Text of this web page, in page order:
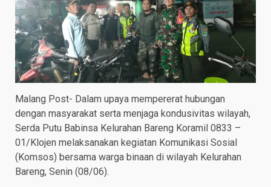
Malang Post- Dalam upaya mempererat hubungan
dengan masyarakat serta menjaga kondusivitas wilayah,
Serda Putu Babinsa Kelurahan Bareng Koramil 0833 –
01/Klojen melaksanakan kegiatan Komunikasi Sosial
(Komsos) bersama warga binaan di wilayah Kelurahan
Bareng, Senin (08/06).